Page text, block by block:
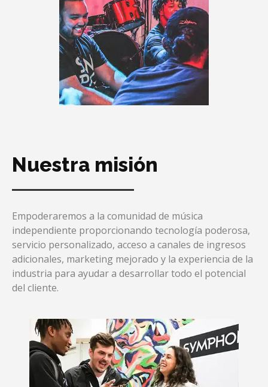
Nuestra misión
Empoderaremos a la comunidad de música
independiente proporcionando tecnología poderosa,
servicio personalizado, acceso a canales de ingresos
adicionales, marketing mejorado y la experiencia de la
industria para ayudar a desarrollar todo el potencial
del cliente.